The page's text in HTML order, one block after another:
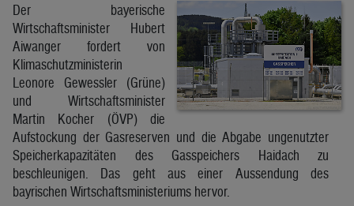
Der bayerische
Wirtschaftsminister Hubert
Aiwanger fordert von
Klimaschutzministerin
Leonore Gewessler (Grüne)
und Wirtschaftsminister
Martin Kocher (ÖVP) die
Aufstockung der Gasreserven und die Abgabe ungenutzter
Speicherkapazitäten des Gasspeichers Haidach zu
beschleunigen. Das geht aus einer Aussendung des
bayrischen Wirtschaftsministeriums hervor.